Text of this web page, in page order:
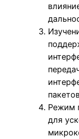
Режим
для